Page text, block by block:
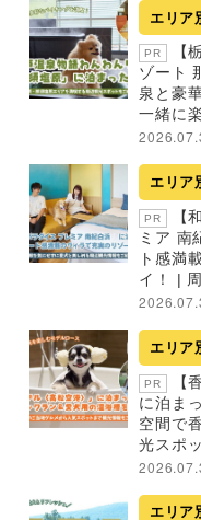
エリア
PR
【
ゾート
泉と豪
一緒に
エリア
PR
【
ミア 南
ト感満
イ！ |
エリア
PR
【
に泊ま
空間で
光スポ
エリア